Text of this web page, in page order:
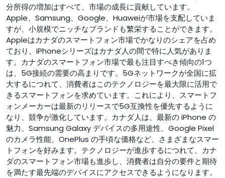
分所得の増加はすべて、市場の成長に貢献しています。
Apple、Samsung、Google、Huaweiが市場を支配していま
すが、小規模でニッチなブランドも繁栄することができます。
Appleはカナダのスマートフォン市場でかなりのシェアを占め
ており、iPhoneシリーズはカナダ人の間で特に人気がありま
す。カナダのスマートフォン市場で最も注目すべき傾向の1つ
は、5G接続の需要の高まりです。5Gネットワ​​ークが全国に拡
大するにつれて、消費者はこのテクノロジーを最大限に活用で
きるスマートフォンを求めています。これにより、スマートフ
ォンメーカーは最新のリリースで5G互換性を優先するように
なり、競争が激化しています。カナダ人は、最新の iPhone の
魅力、Samsung Galaxy デバイスの多用途性、Google Pixel
のカメラ性能、OnePlus の手頃な価格など、さまざまなスマー
トフォンを好みます。テクノロジーが進歩するにつれて、カナ
ダのスマートフォン市場も進歩し、消費者は自分の要件と期待
を満たす最先端のデバイスにアクセスできるようになります。